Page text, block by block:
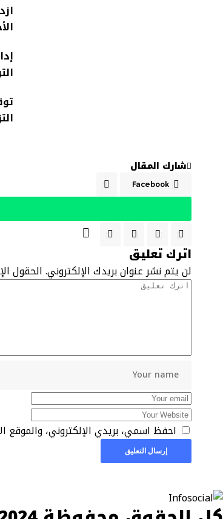
شارك المقال
Facebook
اترك تعليق
لن يتم نشر عنوان بريدك الإلكتروني.الحقول
احفظ اسمي، بريدي الإلكتروني،